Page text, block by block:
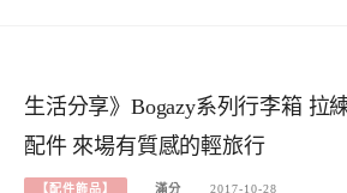
生活分享》Bogazy系列行李箱 拉
配件 來場有質感的輕旅行
【配件飾品】 滿分 2017-10-28